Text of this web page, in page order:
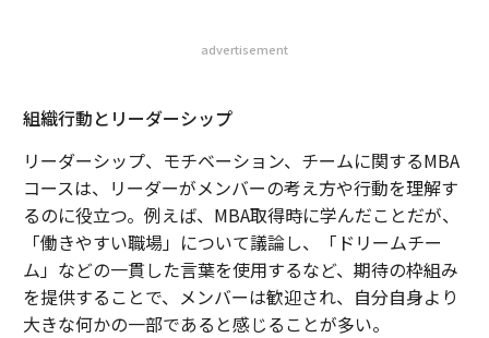
advertisement
組織行動とリーダーシップ
リーダーシップ、モチベーション、チームに関するMBA
コースは、リーダーがメンバーの考え方や行動を理解す
るのに役立つ。例えば、MBA取得時に学んだことだが、
「働きやすい職場」について議論し、「ドリームチー
ム」などの一貫した言葉を使用するなど、期待の枠組み
を提供することで、メンバーは歓迎され、自分自身より
大きな何かの一部であると感じることが多い。